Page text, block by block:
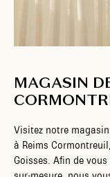
MAGASIN
Visitez notre
à Reims
Goisses. Afin de